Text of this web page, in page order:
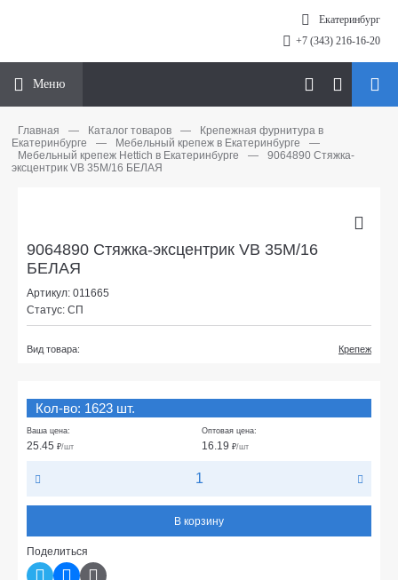
Екатеринбург
+7 (343) 216-16-20
Меню
Главная — Каталог товаров —
Крепежная фурнитура в
Екатеринбурге
— Мебельный крепеж в Екатеринбурге
—
Мебельный крепеж Hettich в Екатеринбурге
—
9064890 Стяжка-
эксцентрик VB 35M/16 БЕЛАЯ
9064890 Стяжка-эксцентрик VB 35M/16
БЕЛАЯ
Артикул: 011665
Статус: СП
Вид товара: Крепеж
Кол-во: 1623 шт.
Ваша цена:
25.45 ₽/шт
Оптовая цена:
16.19 ₽/шт
В корзину
Поделиться